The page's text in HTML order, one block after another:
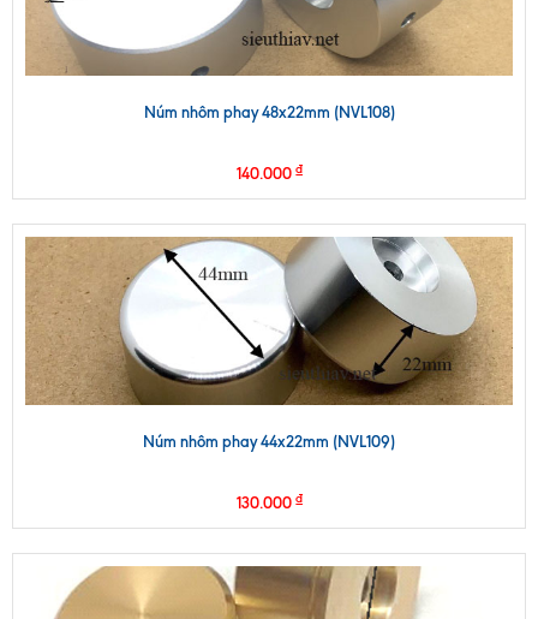
Núm nhôm phay 48x22mm (NVL108)
140.000 ₫
Núm nhôm phay 44x22mm (NVL109)
130.000 ₫